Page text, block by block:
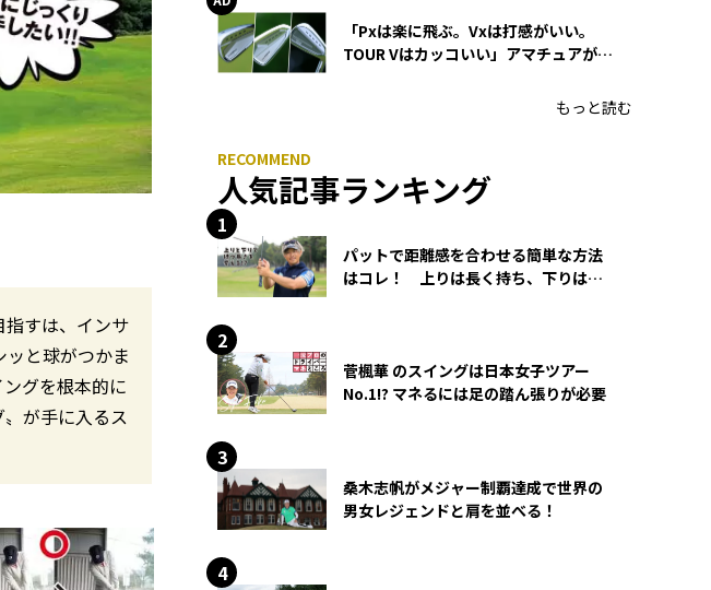
すは、インサ
と球がつかま
グを根本的に
が手に入るス
「Pxは楽に飛ぶ。Vxは打感がいい。
TOUR Vはカッコいい」アマチュアが選
もっと読む
人気記事ランキング
パットで距離感を合わせる簡単な方法
はコレ！ 上りは長く持ち、下りは短
菅楓華 のスイングは日本女子ツアー
No.1!? マネるには足の踏ん張りが必要
桑木志帆がメジャー制覇達成で世界の
男女レジェンドと肩を並べる！